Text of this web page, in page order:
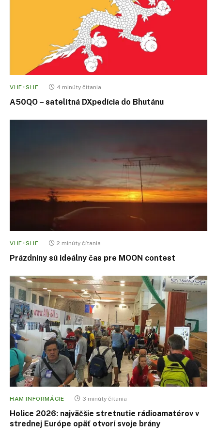
VHF+SHF 4 minúty čítania
A50QO – satelitná DXpedícia do Bhutánu
VHF+SHF 2 minúty čítania
Prázdniny sú ideálny čas pre MOON contest
HAM INFORMÁCIE 3 minúty čítania
Holice 2026: najväčšie stretnutie rádioamatérov v
strednej Európe opäť otvorí svoje brány